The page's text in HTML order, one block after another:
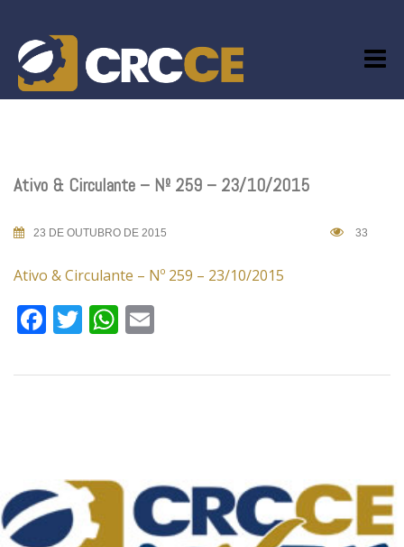
content
Ativo & Circulante – Nº 259 – 23/10/2015
23 DE OUTUBRO DE 2015 33
Ativo & Circulante – Nº 259 – 23/10/2015
Facebook
TwitterWhatsApp